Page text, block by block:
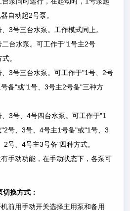
自动起2号泵。
、3号三台水泵。工作模式同上。
二台水泵。可工作于"1号主2号
。
、3号三台水泵。可工作于"1号、2号
号备"或"1号、3号主2号备"三种方
、3号、4号四台水泵。可工作于"1
"2号、3号、4号主1号备"或"1号、3
2号、4号主3号备"四种方式。
手动功能，在手动状态下，各泵可
换方式：
用手动开关选择主用泵和备用